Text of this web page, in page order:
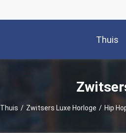
Thuis
Thuis / Zwitsers Luxe Horloge / Hip